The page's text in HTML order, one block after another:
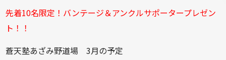
先着10名限定！バンテージ＆アンクルサポータープレゼン
ト！！
蒼天塾あざみ野道場 3月の予定